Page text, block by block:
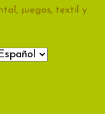
juegos, textil y